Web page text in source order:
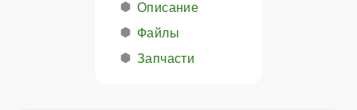
Описание
Файлы
Запчасти